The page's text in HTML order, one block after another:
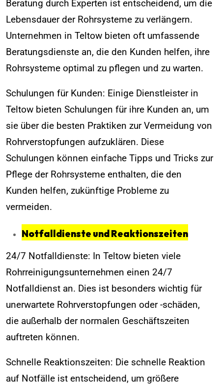
Beratung durch Experten ist entscheidend, um die
Lebensdauer der Rohrsysteme zu verlängern.
Unternehmen in Teltow bieten oft umfassende
Beratungsdienste an, die den Kunden helfen, ihre
Rohrsysteme optimal zu pflegen und zu warten.
Schulungen für Kunden: Einige Dienstleister in
Teltow bieten Schulungen für ihre Kunden an, um
sie über die besten Praktiken zur Vermeidung von
Rohrverstopfungen aufzuklären. Diese
Schulungen können einfache Tipps und Tricks zur
Pflege der Rohrsysteme enthalten, die den
Kunden helfen, zukünftige Probleme zu
vermeiden.
Notfalldienste und Reaktionszeiten
24/7 Notfalldienste: In Teltow bieten viele
Rohrreinigungsunternehmen einen 24/7
Notfalldienst an. Dies ist besonders wichtig für
unerwartete Rohrverstopfungen oder -schäden,
die außerhalb der normalen Geschäftszeiten
auftreten können.
Schnelle Reaktionszeiten: Die schnelle Reaktion
auf Notfälle ist entscheidend, um größere